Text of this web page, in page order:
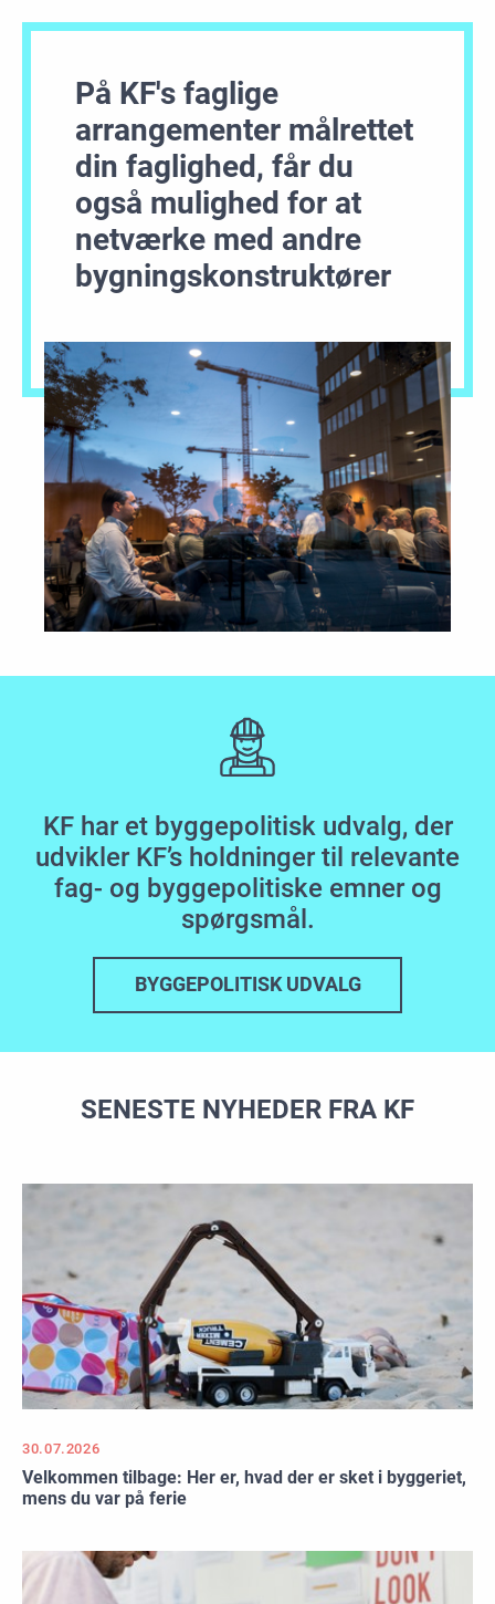
På KF's faglige
arrangementer målrettet
din faglighed, får du
også mulighed for at
netværke med andre
bygningskonstruktører
KF har et byggepolitisk udvalg, der
udvikler KF’s holdninger til relevante
fag- og byggepolitiske emner og
spørgsmål.
BYGGEPOLITISK UDVALG
SENESTE NYHEDER FRA KF
30.07.2026
Velkommen tilbage: Her er, hvad der er sket i byggeriet,
mens du var på ferie